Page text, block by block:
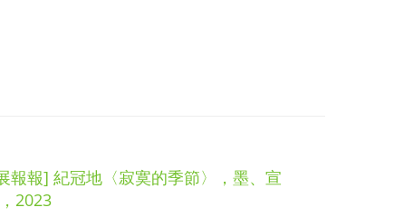
報報] 紀冠地〈寂寞的季節〉，墨、宣
2023